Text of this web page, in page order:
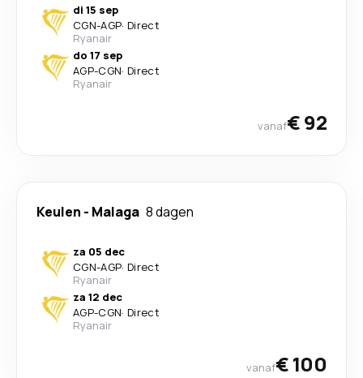
di 15 sep
CGN-AGP· Direct
Ryanair
do 17 sep
AGP-CGN· Direct
Ryanair
vanaf€ 92
Keulen - Malaga 8 dagen
za 05 dec
CGN-AGP· Direct
Ryanair
za 12 dec
AGP-CGN· Direct
Ryanair
vanaf€ 100